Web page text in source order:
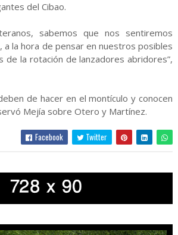
del Cibao.
sabemos que nos sentiremos
a la hora de pensar en nuestros posibles
de la rotación de lanzadores abridores”,
de hacer en el montículo y conocen
Mejía sobre Otero y Martínez.
Facebook Twitter